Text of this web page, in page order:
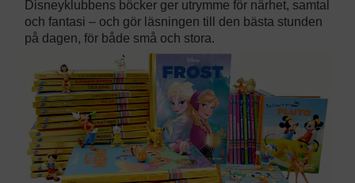
Disneyklubbens böcker ger utrymme för närhet, samtal
och fantasi – och gör läsningen till den bästa stunden
på dagen, för både små och stora.